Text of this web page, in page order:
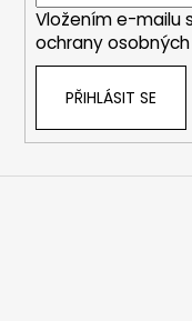
Vložením e-mailu
ochrany
PŘIHLÁSIT SE